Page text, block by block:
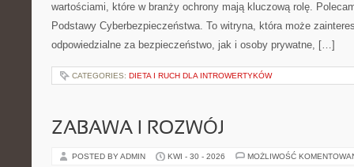
wartościami, które w branży ochrony mają kluczową rolę.
Podstawy Cyberbezpieczeństwa. To witryna, która może
odpowiedzialne za bezpieczeństwo, jak i osoby prywatne, […]
CATEGORIES: DIETA I RUCH DLA INTROWERTYKÓW
ZABAWA I ROZWÓJ
POSTED BY ADMIN KWI - 30 - 2026 MOŻLIWOŚĆ